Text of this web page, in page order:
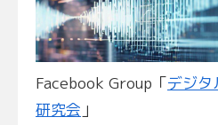
Facebook Group「デジタ
研究会 」